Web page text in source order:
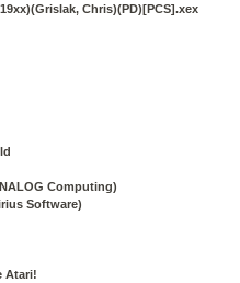
Chris)(PD)[PCS].xex
Computing)
Software)
Atari!